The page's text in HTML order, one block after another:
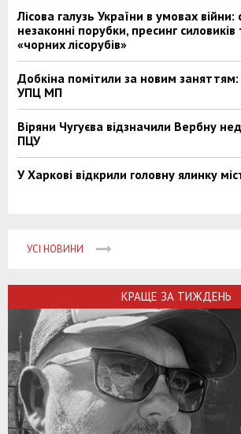
Лісова галузь України в умовах війни:
незаконні порубки, пресинг силовиків
«чорних лісорубів»
Добкіна помітили за новим
УПЦ МП
Віряни Чугуєва відзначили Вербну
ПЦУ
У Харкові відкрили головну ялинку
УСІ НОВИНИ
КРАЩЕ ЗА ТИЖДЕНЬ